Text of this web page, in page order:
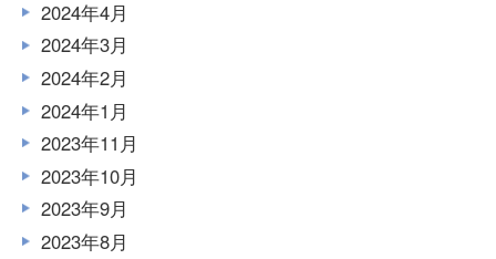
2024年4月
2024年3月
2024年2月
2024年1月
2023年11月
2023年10月
2023年9月
2023年8月